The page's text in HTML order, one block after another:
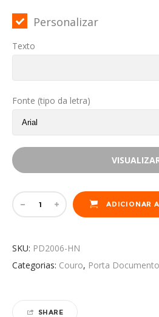
Personalizar
Texto
Fonte (tipo da letra)
ADICIONAR
SKU: PD2006-HN
Categorias: Couro, Porta
SHARE